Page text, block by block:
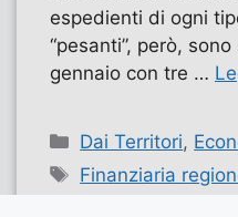
espedienti di ogni
“pesanti”, però,
gennaio con tre …
Categorie
Dai Territori,
Tag
Finanziaria